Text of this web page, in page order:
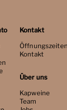
Kontakt
Kontakt
Über uns
Kapweine
Team